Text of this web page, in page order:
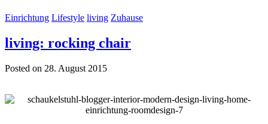
Einrichtung Lifestyle living Zuhause
living: rocking chair
Posted on 28. August 2015